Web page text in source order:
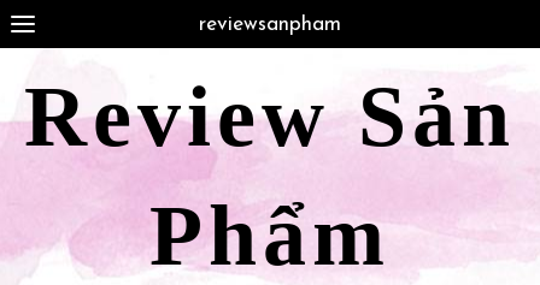
reviewsanpham
Review Sản
Phẩm